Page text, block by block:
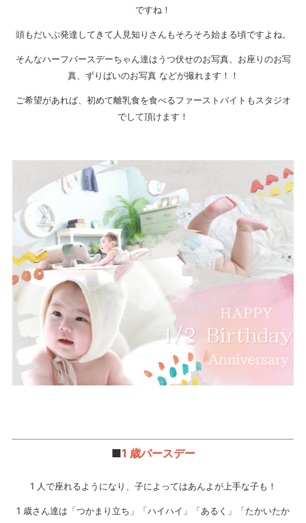
ですね！
頭もだいぶ発達してきて人見知りさんもそろそろ始まる頃ですよね。
そんなハーフバースデーちゃん達はうつ伏せのお写真、お座りのお写
真、ずりばいのお写真 などが撮れます！！
ご希望があれば、初めて離乳食を食べるファーストバイトもスタジオ
でして頂けます！
■1 歳バースデー
1 人で座れるようになり、子によってはあんよが上手な子も！
1 歳さん達は「つかまり立ち」「ハイハイ」「あるく」「たかいたか